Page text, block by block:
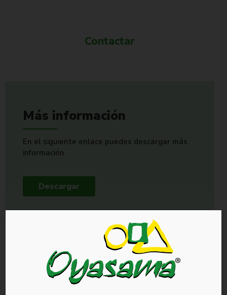
Contactar
Más información
En el siguiente enlace puedes descargar más
información
Descargar
PRODUCTOS
RELACIONADOS